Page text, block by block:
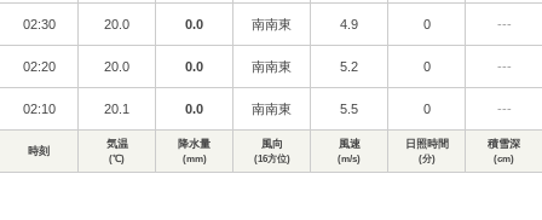
02:30 20.0 0.0 南南東 4.9 0 ---
02:20 20.0 0.0 南南東 5.2 0 ---
02:10 20.1 0.0 南南東 5.5 0 ---
時刻
気温
(℃)
降水量
(mm)
風向
(16方位)
風速
(m/s)
日照時間
(分)
積雪深
(cm)